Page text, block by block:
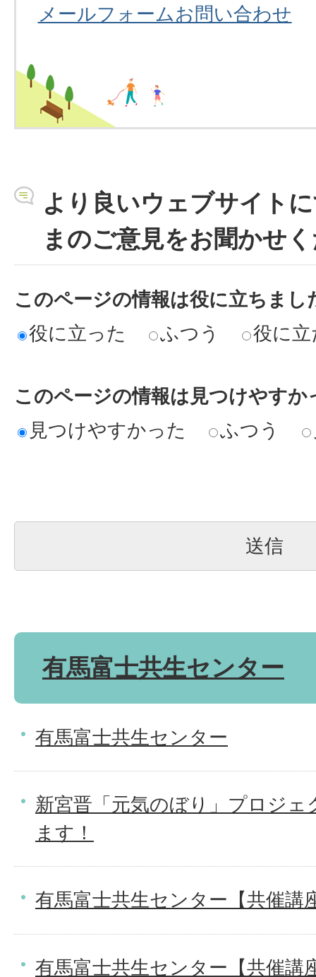
メールフォームお問い合わせ
より良いウェブサイト
まのご意見をお聞かせ
このページの情報は役に立ちまし
役に立った
ふつう 役に
このページの情報は見つけやすか
見つけやすかった
ふつう
有馬富士共生センター
有馬富士共生センター
新宮晋「元気のぼり」プロジ
ます！
有馬富士共生センター【共催講
有馬富士共生センター【共催講